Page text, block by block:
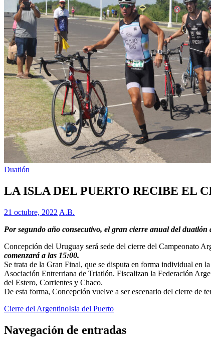
Duatlón
LA ISLA DEL PUERTO RECIBE EL
21 octubre, 2022 A.B.
Por segundo año consecutivo, el gran cierre anual del
Concepción del Uruguay será sede del cierre del Campeonato
comenzará a las 15:00.
Se trata de la Gran Final, que se disputa en forma individual en
Asociación Entrerriana de Triatlón. Fiscalizan la Federación
del Estero, Corrientes y Chaco.
De esta forma, Concepción vuelve a ser escenario del cierre de
Cierre del ArgentinoIsla del Puerto
Navegación de entradas